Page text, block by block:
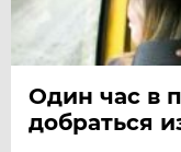
Один час в
добраться